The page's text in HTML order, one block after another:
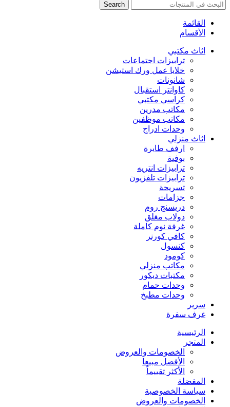
Search
القائمة
الأقسام
اثاث مكتبي
ترابيزات اجتماعات
خلايا عمل ورك استيشن
شانونات
كاوانتر استقبال
كراسي مكتبي
مكاتب مدرين
مكاتب موظفين
وحدات ادراج
اثاث منزلي
ارفف طايرة
بوفية
ترابيزات انتريه
ترابيزات تلفزيون
تسريحة
جزامات
دريسنج روم
دولاب مغلق
غرفة نوم كاملة
كافي كورنر
كنسول
كومود
مكاتب منزلي
مكتبات ديكور
وحدات حمام
وحدات مطبخ
سرير
غرف سفرة
الرئيسية
المتجر
الخصومات والعروض
الأفضل مبيعا
الأكثر تقييماً
المفضلة
سياسة الخصوصية
الخصومات والعروض